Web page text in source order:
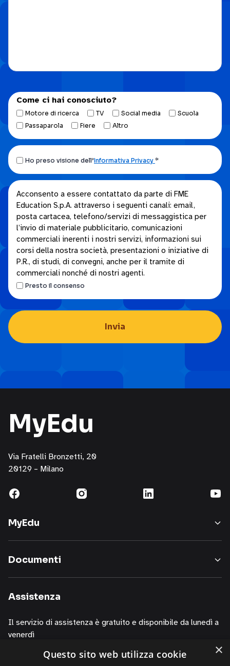
Come ci hai conosciuto?
Motore di ricerca TV Social media
Scuola
Passaparola
Fiere Altro
Ho
preso
visione
dell’Informativa
privacy.
*
Ho preso visione dell’Informativa Privacy *
Acconsento
a
essere
contattato
da
parte
di
FME
Education
seguenti
cartacea,
di
messaggistica
l’invio
di
pubblicitario,
comunicazioni
inerenti
i
servizi,
informazioni
corsi
nostra
società,
presentazioni
Acconsento a essere contattato da parte di FME
Education S.p.A. attraverso i seguenti canali: email,
posta cartacea, telefono/servizi di messaggistica per
l’invio di materiale pubblicitario, comunicazioni
commerciali inerenti i nostri servizi, informazioni sui
corsi della nostra società, presentazioni o iniziative di
P.R., di studi, di convegni, anche per il tramite di
commerciali nonché di nostri agenti.
Presto il consenso
MyEdu
Via Fratelli Bronzetti, 20
20129 – Milano
MyEdu
Documenti
Assistenza
Il servizio di assistenza è gratuito e disponibile da lunedì a
venerdì
dalle 10.00 alle 13.00
×
Questo sito web utilizza cookie